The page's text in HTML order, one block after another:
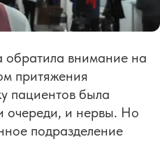
обратила внимание на
притяжения
пациентов была
очереди, и нервы. Но
подразделение